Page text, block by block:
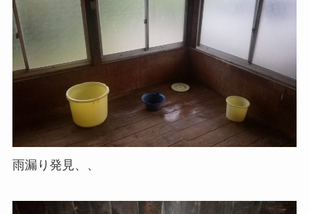
雨漏り発見、、